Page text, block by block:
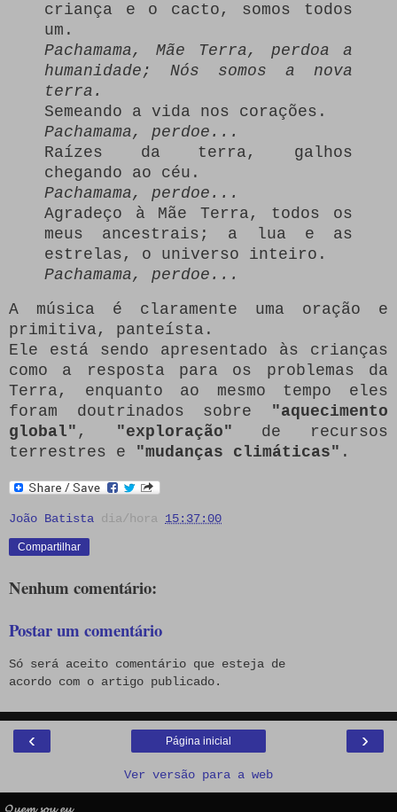
criança e o cacto, somos todos
um.
Pachamama, Mãe Terra, perdoa a
humanidade;
Nós somos a nova
terra.
Semeando a vida nos corações.
Pachamama, perdoe...
Raízes da terra, galhos
chegando ao céu.
Pachamama, perdoe...
Agradeço à Mãe Terra, todos os
meus ancestrais;
a lua e as
estrelas, o universo inteiro.
Pachamama, perdoe...
A música é claramente uma oração e
primitiva, panteísta.
Ele está sendo apresentado às crianças
como a resposta para os problemas da
Terra, enquanto ao mesmo tempo eles
foram doutrinados sobre "aquecimento
global" , "exploração" de recursos
terrestres e "mudanças climáticas" .
João Batista dia/hora 15:37:00
Compartilhar
Nenhum comentário:
Postar um comentário
Só será aceito comentário que esteja de
acordo com o artigo publicado.
‹ ›
Página inicial
Ver versão para a web
𝓠𝓾𝓮𝓶 𝓼𝓸𝓾 𝓮𝓾